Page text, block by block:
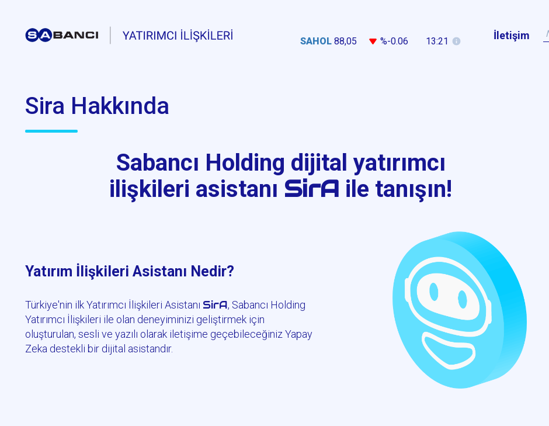
SAHOL 88,05 %-0.06 13:21 İletişim
Sira Hakkında
Sabancı Holding dijital yatırımcı
ilişkileri asistanı SirA ile tanışın!
Yatırım İlişkileri Asistanı Nedir?
Türkiye'nin ilk Yatırımcı İlişkileri Asistanı SirA, Sabancı Holding
Yatırımcı İlişkileri ile olan deneyiminizi geliştirmek için
oluşturulan, sesli ve yazılı olarak iletişime geçebileceğiniz Yapay
Zeka destekli bir dijital asistandır.